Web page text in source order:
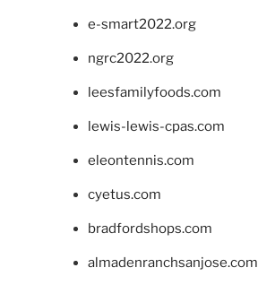
e-smart2022.org
ngrc2022.org
leesfamilyfoods.com
lewis-lewis-cpas.com
eleontennis.com
cyetus.com
bradfordshops.com
almadenranchsanjose.com